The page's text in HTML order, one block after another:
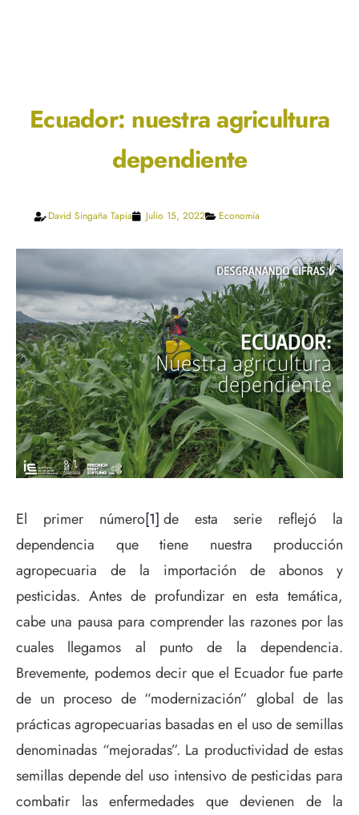
Ecuador: nuestra agricultura
dependiente
David Singaña Tapia Julio 15, 2022 Economía
El primer número[1] de esta serie reflejó la
dependencia que tiene nuestra producción
agropecuaria de la importación de abonos y
pesticidas. Antes de profundizar en esta temática,
cabe una pausa para comprender las razones por las
cuales llegamos al punto de la dependencia.
Brevemente, podemos decir que el Ecuador fue parte
de un proceso de “modernización” global de las
prácticas agropecuarias basadas en el uso de semillas
denominadas “mejoradas”. La productividad de estas
semillas depende del uso intensivo de pesticidas para
combatir las enfermedades que devienen de la